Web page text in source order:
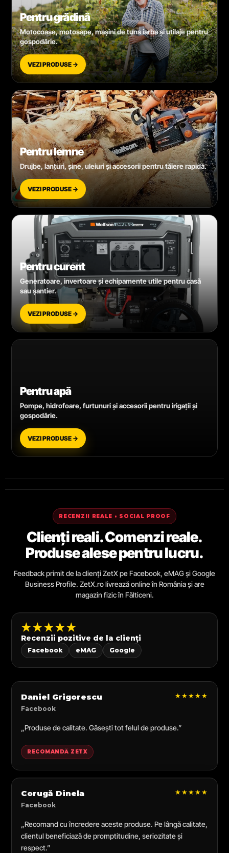
Pentru grădină
Motocoase, motosape, mașini de tuns iarba și utilaje pentru
gospodărie.
VEZI PRODUSE →
Pentru lemne
Drujbe, lanțuri, șine, uleiuri și accesorii pentru tăiere rapidă.
VEZI PRODUSE →
Pentru curent
Generatoare, invertoare și echipamente utile pentru casă
sau șantier.
VEZI PRODUSE →
Pentru apă
Pompe, hidrofoare, furtunuri și accesorii pentru irigații și
gospodărie.
VEZI PRODUSE →
RECENZII REALE • SOCIAL PROOF
Clienți reali. Comenzi reale.
Produse alese pentru lucru.
Feedback primit de la clienți ZetX pe Facebook, eMAG și Google
Business Profile. ZetX.ro livrează online în România și are
magazin fizic în Fălticeni.
★★★★★
Recenzii pozitive de la clienți
Facebook eMAG Google
Daniel Grigorescu
Facebook
★★★★★
„Produse de calitate. Găsești tot felul de produse.”
RECOMANDĂ ZETX
Corugă Dinela
Facebook
★★★★★
„Recomand cu încredere aceste produse. Pe lângă calitate,
clientul beneficiază de promptitudine, seriozitate și
respect.”